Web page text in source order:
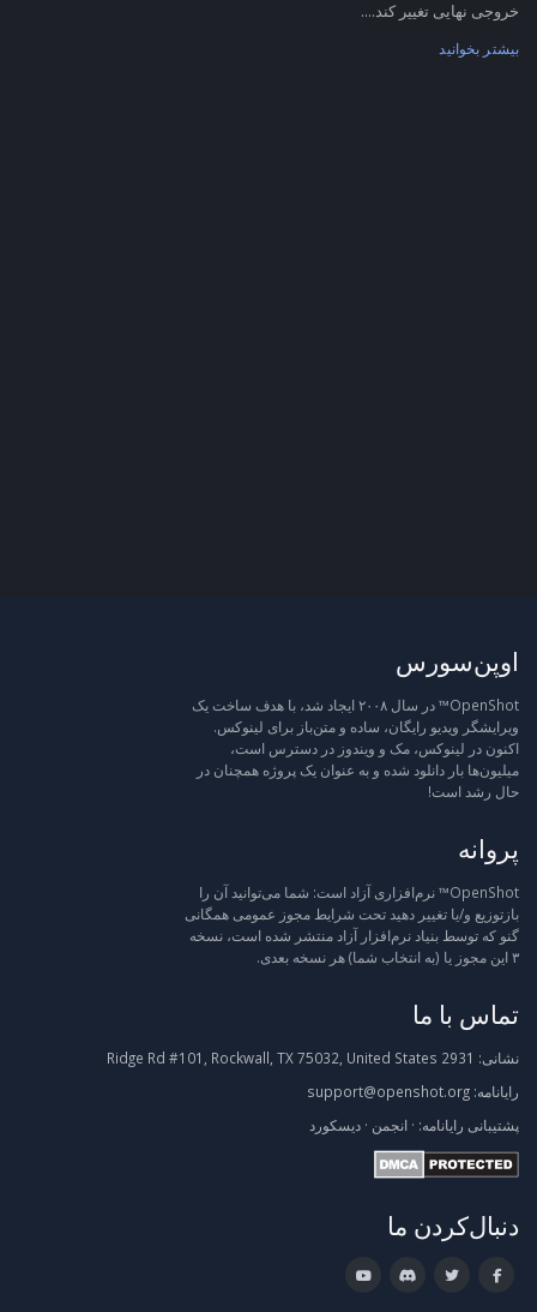
خروجی نهایی تغییر کند....
بیشتر بخوانید
اوپن‌سورس
OpenShot™ در سال ۲۰۰۸ ایجاد شد، با هدف ساخت یک
ویرایشگر ویدیو رایگان، ساده و متن‌باز برای لینوکس.
اکنون در لینوکس، مک و ویندوز در دسترس است،
میلیون‌ها بار دانلود شده و به عنوان یک پروژه همچنان در
حال رشد است!
پروانه
OpenShot™ نرم‌افزاری آزاد است: شما می‌توانید آن را
بازتوزیع و/یا تغییر دهید تحت شرایط مجوز عمومی همگانی
گنو که توسط بنیاد نرم‌افزار آزاد منتشر شده است، نسخه
۳ این مجوز یا (به انتخاب شما) هر نسخه بعدی.
تماس با ما
نشانی:
رایانامه: support@openshot.org
پشتیبانی رایانامه: · انجمن · دیسکورد
دنبال‌کردن ما